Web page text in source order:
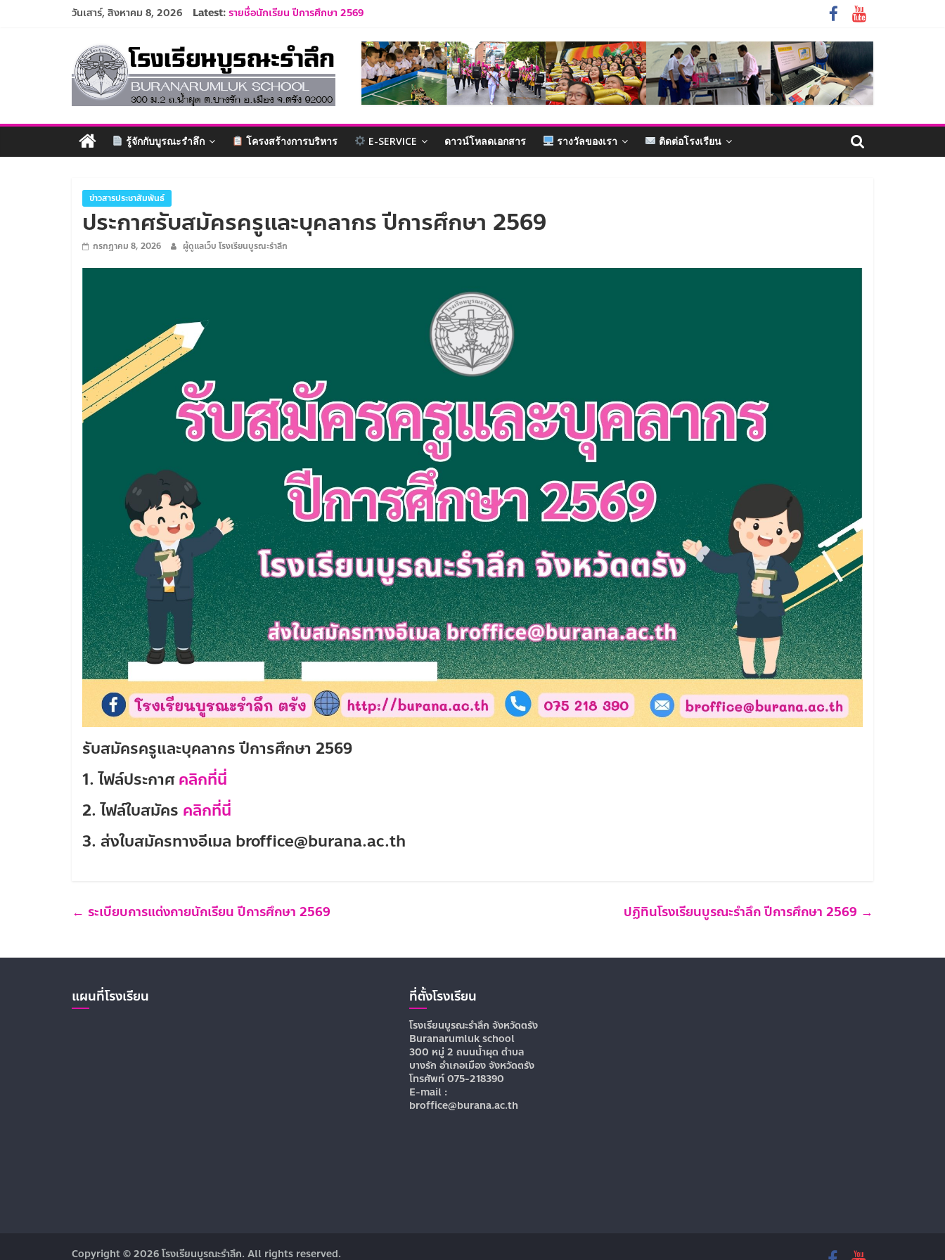
วันเสาร์, สิงหาคม 8, 2026 Latest:รายชื่อนักเรียน ปีการศึกษา 2569
ประกาศรับสมัครครูและบุคลากร ปีการศึกษา 2569
ระเบียบการแต่งกายนักเรียน ปีการศึกษา 2569
รับสมัครนักเรียนอนุบาล 1 ปีการศึกษา 2570
โรงเรียน
บูรณะ
รำลึก
วินัย
คุณธรรม
ค้ำจุน
รู้จักกับบูรณะรำลึก โครงสร้างการบริหาร E-SERVICE ดาวน์โหลดเอกสาร รางวัลของเรา ติดต่อโรงเรียน
ข่าวสารประชาสัมพันธ์
ประกาศรับสมัครครูและบุคลากร ปีการศึกษา 2569
กรกฎาคม 8, 2026 ผู้ดูแลเว็บ โรงเรียนบูรณะรำลึก
รับสมัครครูและบุคลากร ปีการศึกษา 2569
1. ไฟล์ประกาศ คลิกที่นี่
2. ไฟล์ใบสมัคร คลิกที่นี่
3. ส่งใบสมัครทางอีเมล broffice@burana.ac.th
← ระเบียบการแต่งกายนักเรียน ปีการศึกษา 2569 ปฏิทินโรงเรียนบูรณะรำลึก ปีการศึกษา 2569 →
แผนที่โรงเรียน ที่ตั้งโรงเรียน
โรงเรียนบูรณะรำลึก จังหวัดตรัง
Buranarumluk school
300 หมู่ 2 ถนนน้ำผุด ตำบล
บางรัก อำเภอเมือง จังหวัดตรัง
โทรศัพท์ 075-218390
E-mail :
broffice@burana.ac.th
Copyright © 2026โรงเรียนบูรณะรำลึก. All rights reserved.